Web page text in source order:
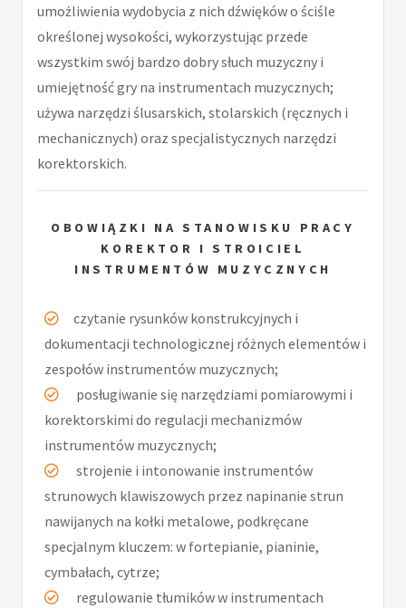
umożliwienia wydobycia z nich dźwięków o ściśle
określonej wysokości, wykorzystując przede
wszystkim swój bardzo dobry słuch muzyczny i
umiejętność gry na instrumentach muzycznych;
używa narzędzi ślusarskich, stolarskich (ręcznych i
mechanicznych) oraz specjalistycznych narzędzi
korektorskich.
OBOWIĄZKI NA STANOWISKU PRACY
KOREKTOR I STROICIEL
INSTRUMENTÓW MUZYCZNYCH
czytanie rysunków konstrukcyjnych i
dokumentacji technologicznej różnych elementów i
zespołów instrumentów muzycznych;
posługiwanie się narzędziami pomiarowymi i
korektorskimi do regulacji mechanizmów
instrumentów muzycznych;
strojenie i intonowanie instrumentów
strunowych klawiszowych przez napinanie strun
nawijanych na kołki metalowe, podkręcane
specjalnym kluczem: w fortepianie, pianinie,
cymbałach, cytrze;
regulowanie tłumików w instrumentach